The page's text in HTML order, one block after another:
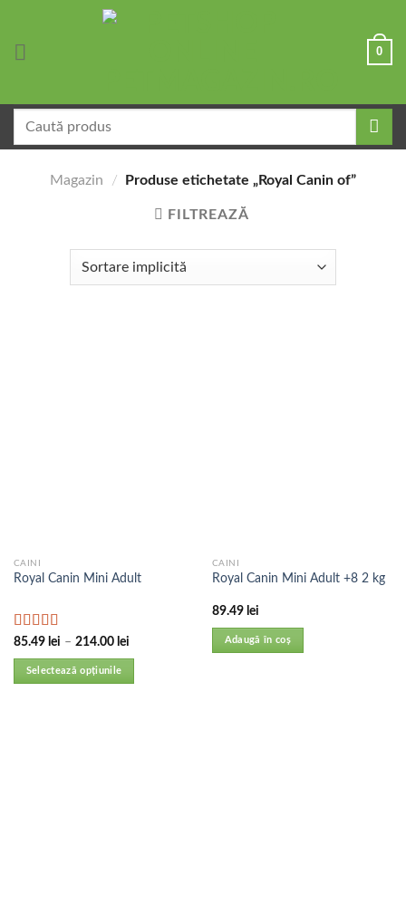
0
după:
Magazin / Produse etichetate „Royal Canin of”
FILTREAZĂ
CAINI
Royal Canin Mini Adult
Evaluat la
5.00din 5
85.49 lei – 214.00 lei
Selectează opțiunile
CAINI
Royal Canin Mini Adult +8 2 kg
89.49 lei
Adaugă în coș